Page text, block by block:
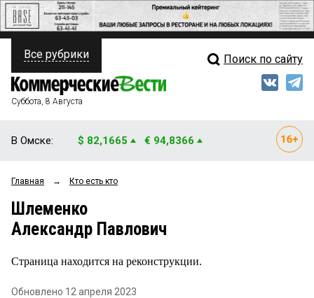
ПОЛИТИКА
ФИНАНСЫ
ОБЩЕСТВО
ЗАКОН
Свежий выпуск
Все рубрики Поиск по сайту
Суббота, 8 Августа
В Омске: $ 82,1665 € 94,8366
Главная → Кто есть кто
Шлеменко
Александр Павлович
Страница находится на реконструкции.
Обновлено 12 апреля 2023